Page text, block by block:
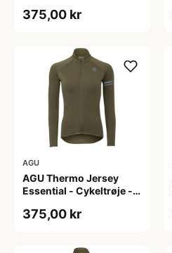
L
375,00 kr
AGU
AGU Thermo Jersey
Essential - Cykeltrøje -
S
375,00 kr